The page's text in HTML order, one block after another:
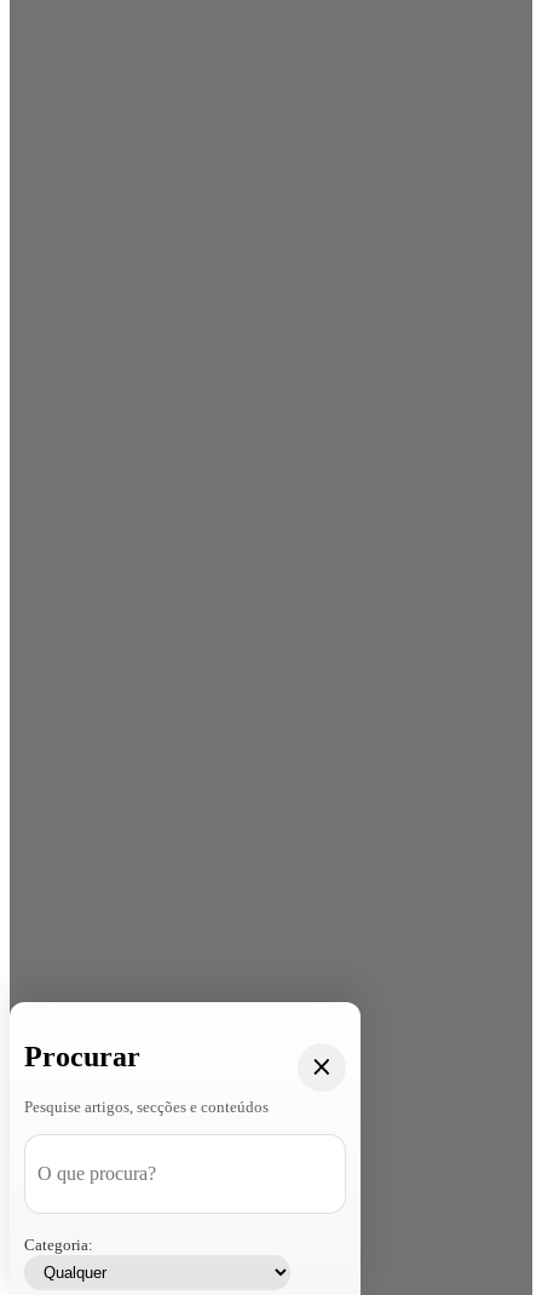
Procurar
Pesquise artigos, secções e conteúdos
Categoria: